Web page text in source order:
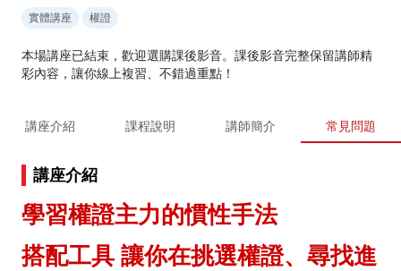
實體講座 權證
本場講座已結束，歡迎選購課後影音。課後影音完整保留講師精
彩內容，讓你線上複習、不錯過重點！
講座介紹 課程說明 講師簡介 常見問題
講座介紹
學習權證主力的慣性手法
搭配工具 讓你在挑選權證、尋找進